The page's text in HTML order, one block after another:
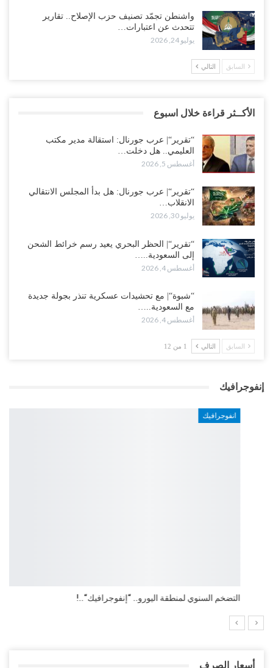
واشنطن تجمّد تصنيف حزب الإصلاح.. تقارير
تتحدث عن اعتبارات…
يوليو 24, 2026
السابق التالي
الأكــثر قراءة خلال اسبوع
“تقرير“| عرب جورنال: استقالة مدير مكتب
العليمي.. هل دخلت…
أغسطس 5, 2026
“تقرير“| عرب جورنال: هل بدأ المجلس الانتقالي
الانقلاب…
يوليو 30, 2026
“تقرير“| الحظر البحري يعيد رسم خرائط الشحن
إلى السعودية..…
أغسطس 4, 2026
“شبوة“| مع تحشيدات عسكرية تنذر بجولة جديدة
مع السعودية..…
أغسطس 4, 2026
السابق التالي 1 من 12
إنفوجرافيك
انفوجرافيك
التضخم السنوي لمنطقة اليورو.. “إنفوجرافيك“..!
أسعار الصرف